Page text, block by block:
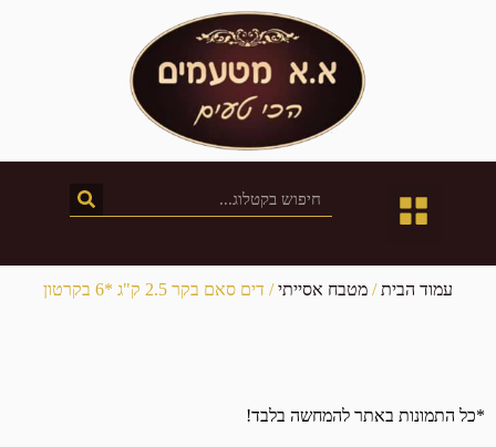
עמוד הבית/ מטבח אסייתי/ דים סאם בקר 2.5 ק"ג *6 בקרטון
*כל התמונות באתר להמחשה בלבד!